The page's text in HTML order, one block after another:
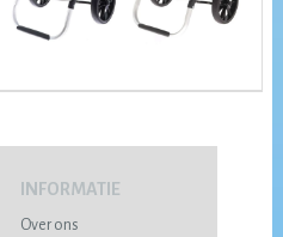
INFORMATIE
Over ons